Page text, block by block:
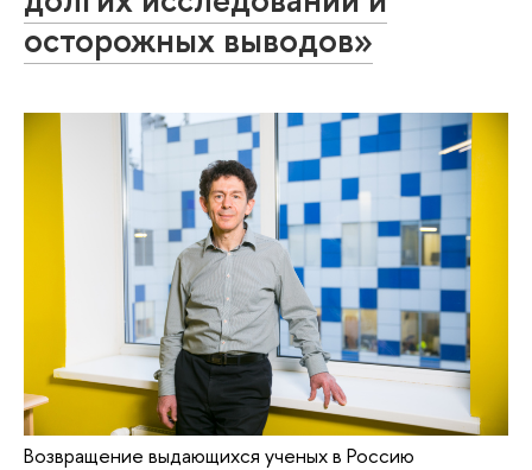
осторожных выводов»
Возвращение выдающихся ученых в Россию